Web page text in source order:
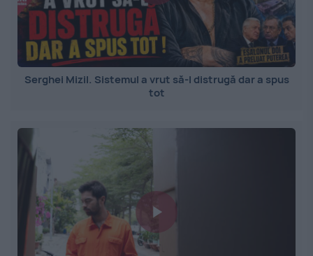
Serghei Mizil. Sistemul a vrut să-l distrugă dar a spus
tot